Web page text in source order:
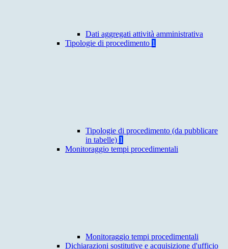
Dati aggregati attività amministrativa
Tipologie di procedimento 1
Tipologie di procedimento (da pubblicare
in tabelle) 1
Monitoraggio tempi procedimentali
Monitoraggio tempi procedimentali
Dichiarazioni sostitutive e acquisizione d'ufficio